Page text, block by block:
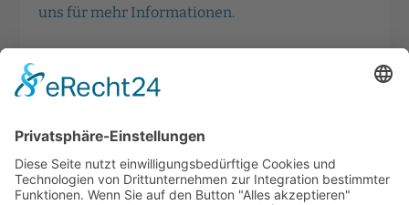
uns für mehr Informationen.
Kontakt aufnehmen